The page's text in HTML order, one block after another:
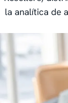
la analítica de